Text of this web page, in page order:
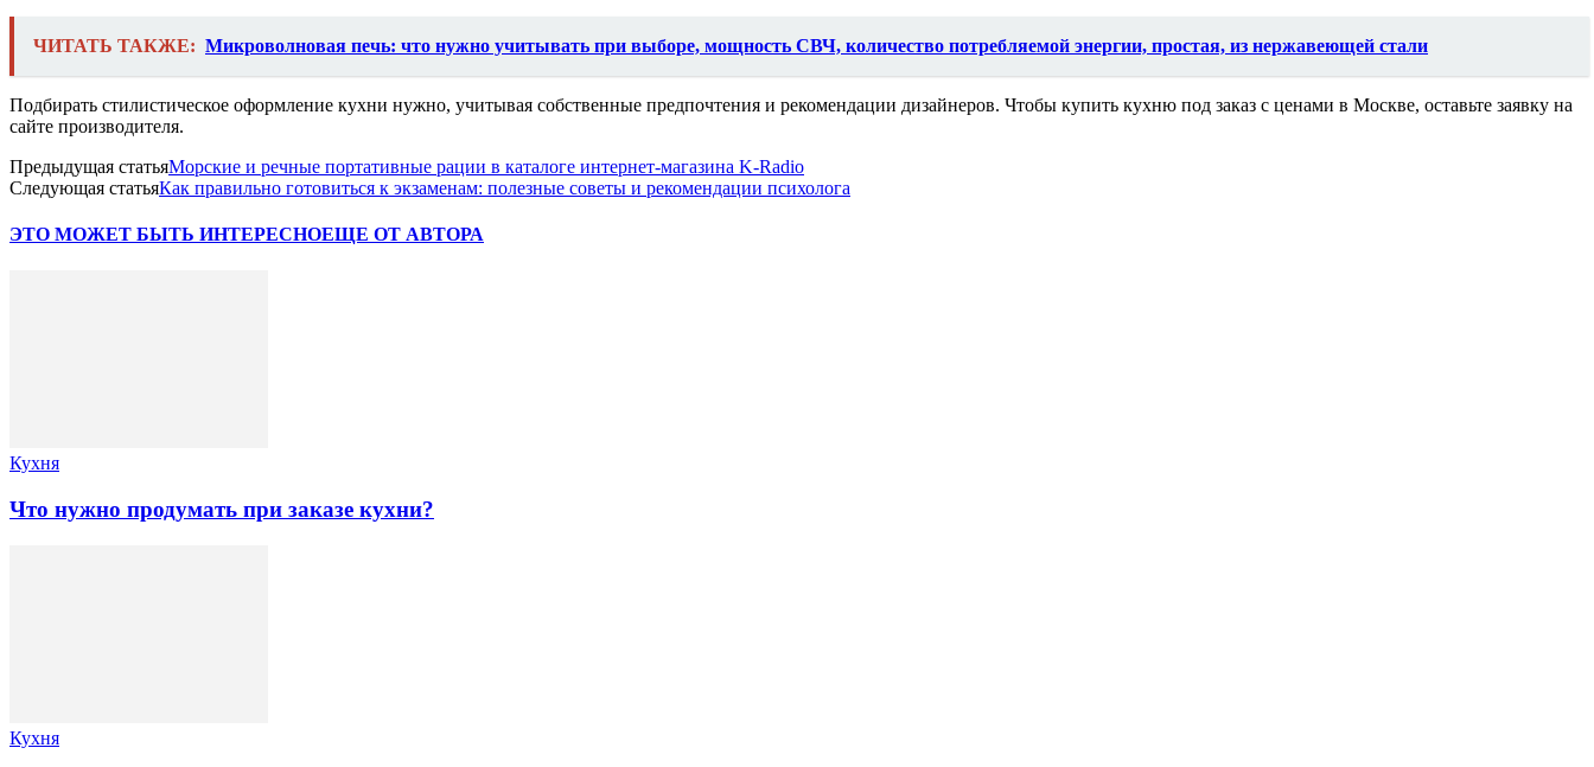
ЧИТАТЬ ТАКЖЕ: Микроволновая печь: что нужно учитывать при выборе, мощность СВЧ, количество потребляемой энергии, простая, из нержавеющей стали
Подбирать стилистическое оформление кухни нужно, учитывая собственные предпочтения и рекомендации дизайнеров. Чтобы купить кухню под заказ с ценами в Москве, оставьте заявку на
сайте производителя.
Предыдущая статьяМорские и речные портативные рации в каталоге интернет-магазина K-Radio
Следующая статьяКак правильно готовиться к экзаменам: полезные советы и рекомендации психолога
ЭТО МОЖЕТ БЫТЬ ИНТЕРЕСНОЕЩЕ ОТ АВТОРА
Кухня
Что нужно продумать при заказе кухни?
Кухня